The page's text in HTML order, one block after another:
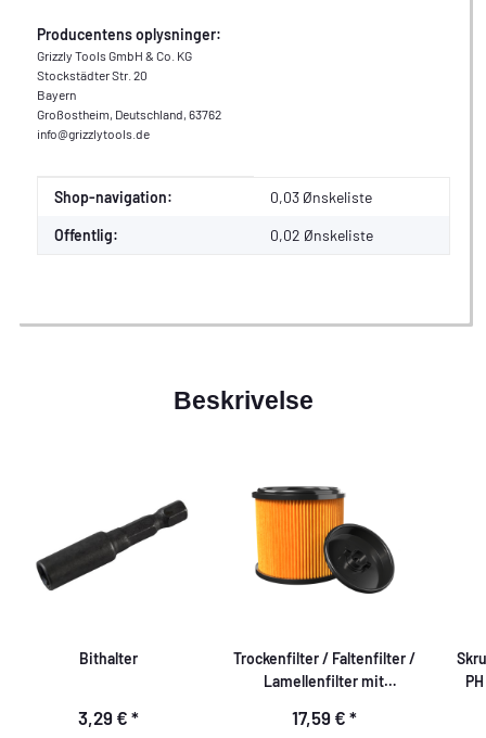
Producentens oplysninger:
Grizzly Tools GmbH & Co. KG
Stockstädter Str. 20
Bayern
Großostheim, Deutschland, 63762
info@grizzlytools.de
Værdi
Producent
Shop-navigation: 0,03 Ønskeliste
Offentlig: 0,02 Ønskeliste
Beskrivelse
Bithalter
3,29 € *
Trockenfilter / Faltenfilter /
Lamellenfilter mit
beidseitig offen
17,59 € *